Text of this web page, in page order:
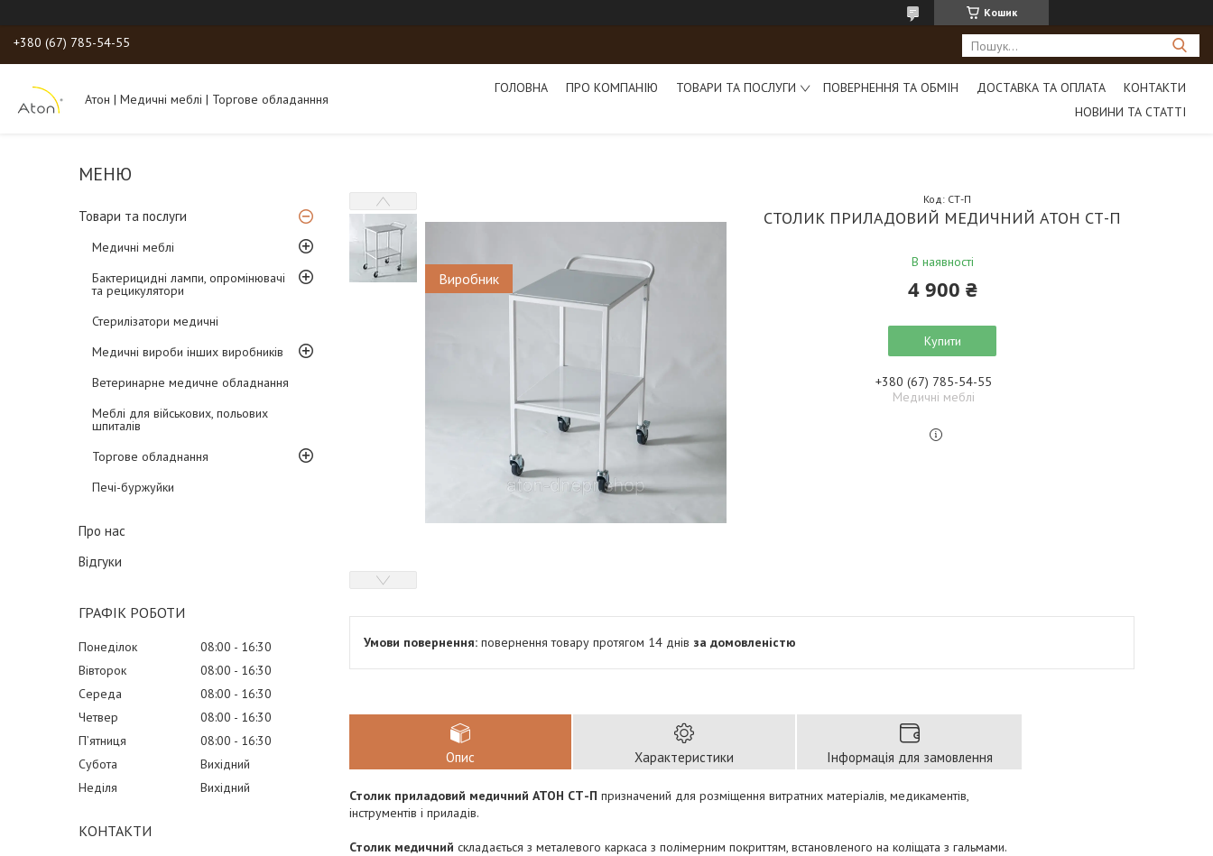
Кошик
+380 (67) 785-54-55
Атон | Медичні меблі | Торгове обладанння
ГОЛОВНА ПРО КОМПАНІЮ ТОВАРИ ТА ПОСЛУГИ ПОВЕРНЕННЯ ТА ОБМІН ДОСТАВКА ТА ОПЛАТА
КОНТАКТИ
НОВИНИ ТА СТАТТІ
Товари та послуги
Медичні меблі
Бактерицидні лампи, опромінювачі
та рецикулятори
Стерилізатори медичні
Медичні вироби інших виробників
Ветеринарне медичне обладнання
Меблі для військових, польових
шпиталів
Торгове обладнання
Печі-буржуйки
Про нас
Відгуки
ГРАФІК РОБОТИ
Понеділок 08:00
16:30
Вівторок
08:00
16:30
Середа
08:00
16:30
Четвер
08:00
16:30
Пʼятниця
08:00
16:30
Субота
Вихідний
Неділя
Вихідний
КОНТАКТИ
Виробник
СТОЛИК ПРИЛАДОВИЙ МЕДИЧНИЙ АТОН СТ-П
В наявності
Код: СТ-П
4 900 ₴
Купити
+380 (67) 785-54-55
Медичні меблі
повернення товару протягом 14 днів за домовленістю
Опис Характеристики Інформація для замовлення
Столик приладовий медичний АТОН СТ-П призначений для розміщення витратних матеріалів, медикаментів,
інструментів і приладів.
Столик медичний складається з металевого каркаса з полімерним покриттям, встановленого на коліщата з гальмами.